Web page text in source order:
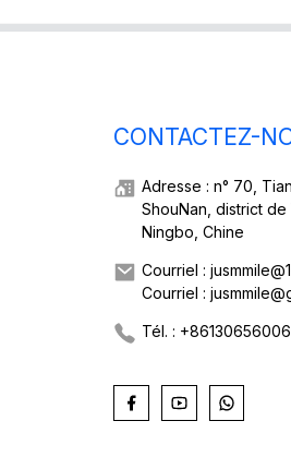
CONTACTEZ-
Adresse : n° 70,
ShouNan, district de
Ningbo, Chine
Courriel :
Courriel :
Tél. :